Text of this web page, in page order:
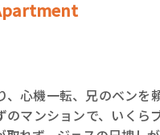
、心機一転、兄のベン
のマンションで、いくら